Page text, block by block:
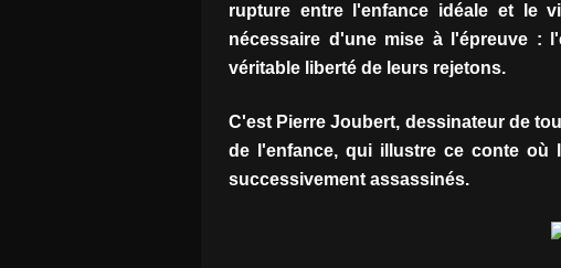
rupture entre l'enfance idéale et le
nécessaire d'une mise à l'épreuve :
véritable liberté de leurs rejetons.
C'est Pierre Joubert, dessinateur de
de l'enfance, qui illustre ce conte
successivement assassinés.